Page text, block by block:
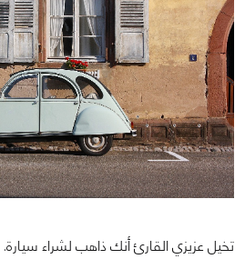
تخيل عزيزي القارئ أنك ذاهب لشراء